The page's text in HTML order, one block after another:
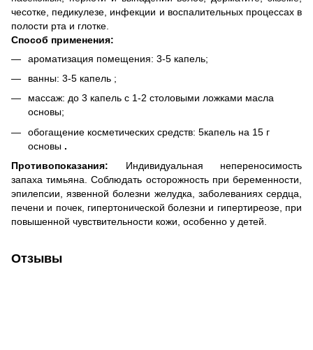
чесотке, педикулезе, инфекции и воспалительных процессах в
полости рта и глотке.
Способ применения:
ароматизация помещения: 3-5 капель;
ванны: 3-5 капель ;
массаж: до 3 капель с 1-2 столовыми ложками масла
основы;
обогащение косметических средств: 5капель на 15 г
основы .
Противопоказания: Индивидуальная непереносимость
запаха тимьяна. Соблюдать осторожность при беременности,
эпилепсии, язвенной болезни желудка, заболеваниях сердца,
печени и почек, гипертонической болезни и гипертиреозе, при
повышенной чувствительности кожи, особенно у детей.
Отзывы